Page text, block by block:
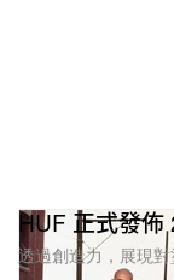
HUF 正式發
透過創造力，展現對